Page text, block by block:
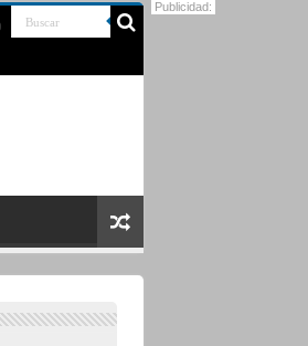
Publicidad: